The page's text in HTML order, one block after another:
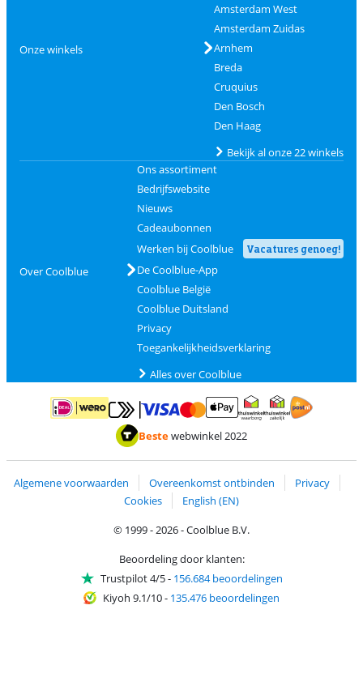
Onze winkels
Amsterdam West
Amsterdam Zuidas
Arnhem
Breda
Cruquius
Den Bosch
Den Haag
Bekijk al onze 22 winkels
Over Coolblue
Ons assortiment
Bedrijfswebsite
Nieuws
Cadeaubonnen
Werken bij Coolblue
Vacatures genoeg!
De Coolblue-App
Coolblue België
Coolblue Duitsland
Privacy
Toegankelijkheidsverklaring
Alles over Coolblue
Betalen met iDEAL | WeroBetalen met MasterCard en Visa via ClickToPay
Betalen met ApplePay
Thuiswinkel waarborg
Bestewebwinkel 2022
Algemene voorwaarden Overeenkomst ontbinden
Privacy
Cookies
English (EN)
© 1999 - 2026 - Coolblue B.V.
Beoordeling door klanten:
Trustpilot 4/5- 156.684 beoordelingen
Kiyoh 9.1/10- 135.476 beoordelingen